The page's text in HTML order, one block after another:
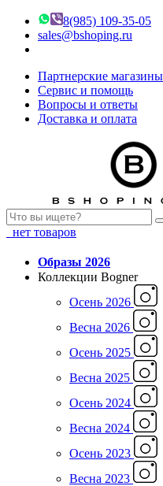
8(985) 109-35-05
sales@bshoping.ru
Партнерские магазины
Сервис и помощь
Вопросы и ответы
Доставка и оплата
нет товаров
Образы 2026
Коллекции Bogner
Осень 2026
Весна 2026
Осень 2025
Весна 2025
Осень 2024
Весна 2024
Осень 2023
Весна 2023